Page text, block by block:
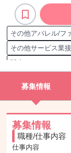
その他アパレル/フ
その他サービス業
販売/フロアスタッ
カジュアルブランド
商品ディスプレイ
接客/サービス職担当
募集情報
募集情報
職種/仕事内容
仕事内容